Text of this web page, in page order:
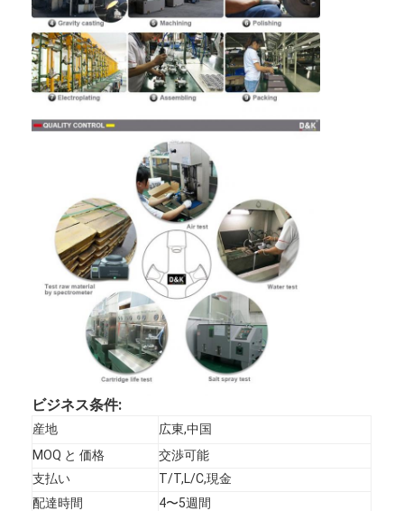
ほぞ穴のドア ロック
ステンレス鋼のドアロック
出入口のhandlesets
スマートなドア ロック
棚のドアロック
ドアの付属ハードウェア
シリンダー ドアのノブ
管状の鍵
スマートキャビネットロック
メタルのスライドドアロック
スマート水栓
浴室の衛生製品
ビジネス条件:
産地
広東,中国
MOQ と 価格
交渉可能
支払い
T/T,L/C,現金
配達時間
4〜5週間